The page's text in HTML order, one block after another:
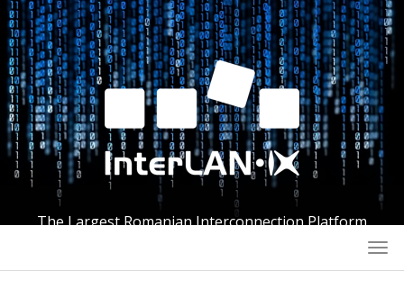
The Largest Romanian Interconnection Platform